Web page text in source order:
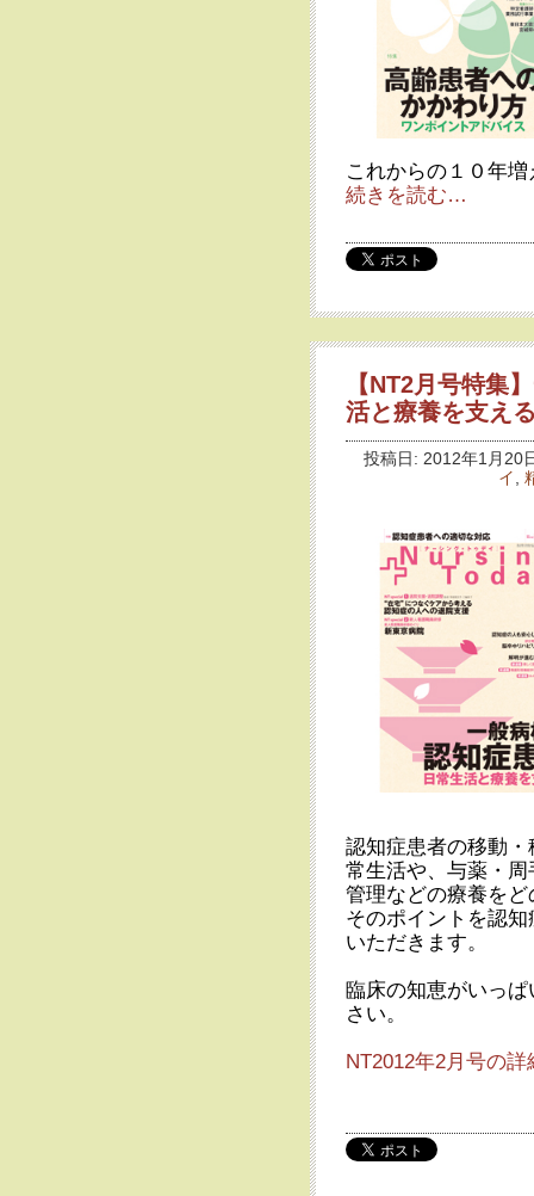
これからの１０年
続きを読む…
【NT2月号特集
活と療養を支え
投稿日: 2012年1月20
イ ,
認知症患者の移動
常生活や、与薬・
管理などの療養を
そのポイントを認
いただきます。
臨床の知恵がいっ
さい。
NT2012年2月号の